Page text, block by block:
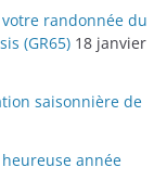
votre randonnée du
(GR65) 18 janvier
saisonnière de
heureuse année